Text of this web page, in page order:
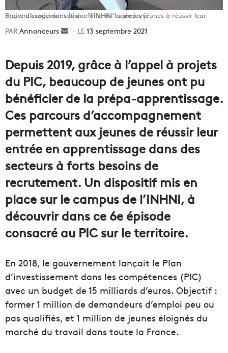
Projet d'expérimentation : "l'INHNI" aide les jeunes à réussir leur apprentissage dans le domaine de la propreté
Annonceurs
Envoyer13 septembre 2021
Depuis 2019, grâce à l’appel à projets
du PIC, beaucoup de jeunes ont pu
bénéficier de la prépa-apprentissage.
Ces parcours d’accompagnement
permettent aux jeunes de réussir leur
entrée en apprentissage dans des
secteurs à forts besoins de
recrutement. Un dispositif mis en
place sur le campus de l’INHNI, à
découvrir dans ce 6e épisode
consacré au PIC sur le territoire.
En 2018, le gouvernement lançait le Plan
d’investissement dans les compétences (PIC)
avec un budget de 15 milliards d’euros. Objectif :
former 1 million de demandeurs d’emploi peu ou
pas qualifiés, et 1 million de jeunes éloignés du
marché du travail dans toute la France.